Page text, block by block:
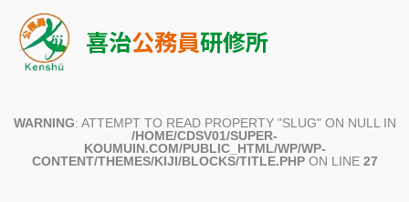
喜治公務員研修所
WARNING: ATTEMPT TO READ PROPERTY "SLUG" ON NULL IN
/HOME/CDSV01/SUPER-
KOUMUIN.COM/PUBLIC_HTML/WP/WP-
CONTENT/THEMES/KIJI/BLOCKS/TITLE.PHPON LINE 27